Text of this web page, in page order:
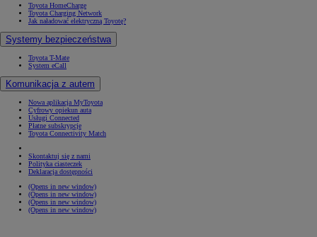
Toyota HomeCharge
Toyota Charging Network
Jak naładować elektryczną Toyotę?
Systemy bezpieczeństwa
Toyota T-Mate
System eCall
Komunikacja z autem
Nowa aplikacja MyToyota
Cyfrowy opiekun auta
Usługi Connected
Płatne subskrypcje
Toyota Connectivity Match
Skontaktuj się z nami
Polityka ciasteczek
Deklaracja dostępności
(Opens in new window)
(Opens in new window)
(Opens in new window)
(Opens in new window)